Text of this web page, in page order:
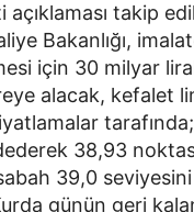
açıklaması takip
Bakanlığı,
için 30 milyar
alacak, kefalet
38,93
39,0
günün geri